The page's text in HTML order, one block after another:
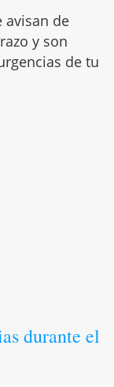
avisan de
y son
de tu
durante el